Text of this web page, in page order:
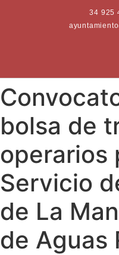
34 925
bolsa de
operarios
Servicio
de La
de Aguas